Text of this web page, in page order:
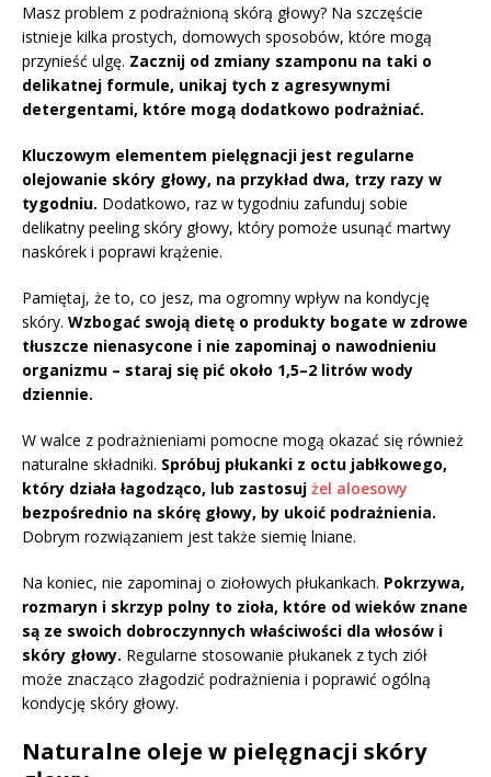
Masz problem z podrażnioną skórą głowy? Na szczęście
istnieje kilka prostych, domowych sposobów, które mogą
przynieść ulgę. Zacznij od zmiany szamponu na taki o
delikatnej formule, unikaj tych z agresywnymi
detergentami, które mogą dodatkowo podrażniać.
Kluczowym elementem pielęgnacji jest regularne
olejowanie skóry głowy, na przykład dwa, trzy razy w
tygodniu. Dodatkowo, raz w tygodniu zafunduj sobie
delikatny peeling skóry głowy, który pomoże usunąć martwy
naskórek i poprawi krążenie.
Pamiętaj, że to, co jesz, ma ogromny wpływ na kondycję
skóry. Wzbogać swoją dietę o produkty bogate w zdrowe
tłuszcze nienasycone i nie zapominaj o nawodnieniu
organizmu – staraj się pić około 1,5–2 litrów wody
dziennie.
W walce z podrażnieniami pomocne mogą okazać się również
naturalne składniki. Spróbuj płukanki z octu jabłkowego,
który działa łagodząco, lub zastosuj żel aloesowy
bezpośrednio na skórę głowy, by ukoić podrażnienia.
Dobrym rozwiązaniem jest także siemię lniane.
Na koniec, nie zapominaj o ziołowych płukankach. Pokrzywa,
rozmaryn i skrzyp polny to zioła, które od wieków znane
są ze swoich dobroczynnych właściwości dla włosów i
skóry głowy. Regularne stosowanie płukanek z tych ziół
może znacząco złagodzić podrażnienia i poprawić ogólną
kondycję skóry głowy.
Naturalne oleje w pielęgnacji skóry